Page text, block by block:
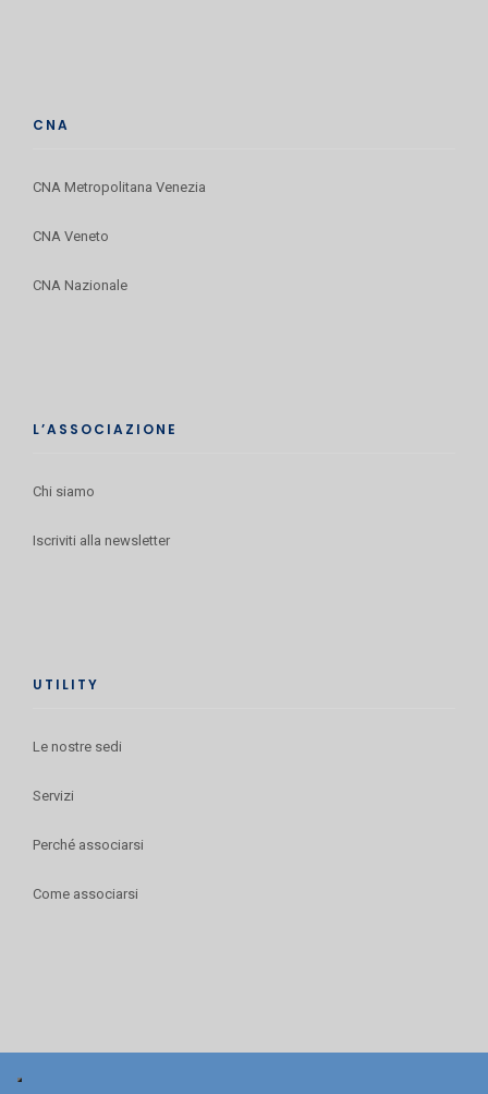
CNA
CNA Metropolitana Venezia
CNA Veneto
CNA Nazionale
L’ASSOCIAZIONE
Chi siamo
Iscriviti alla newsletter
UTILITY
Le nostre sedi
Servizi
Perché associarsi
Come associarsi